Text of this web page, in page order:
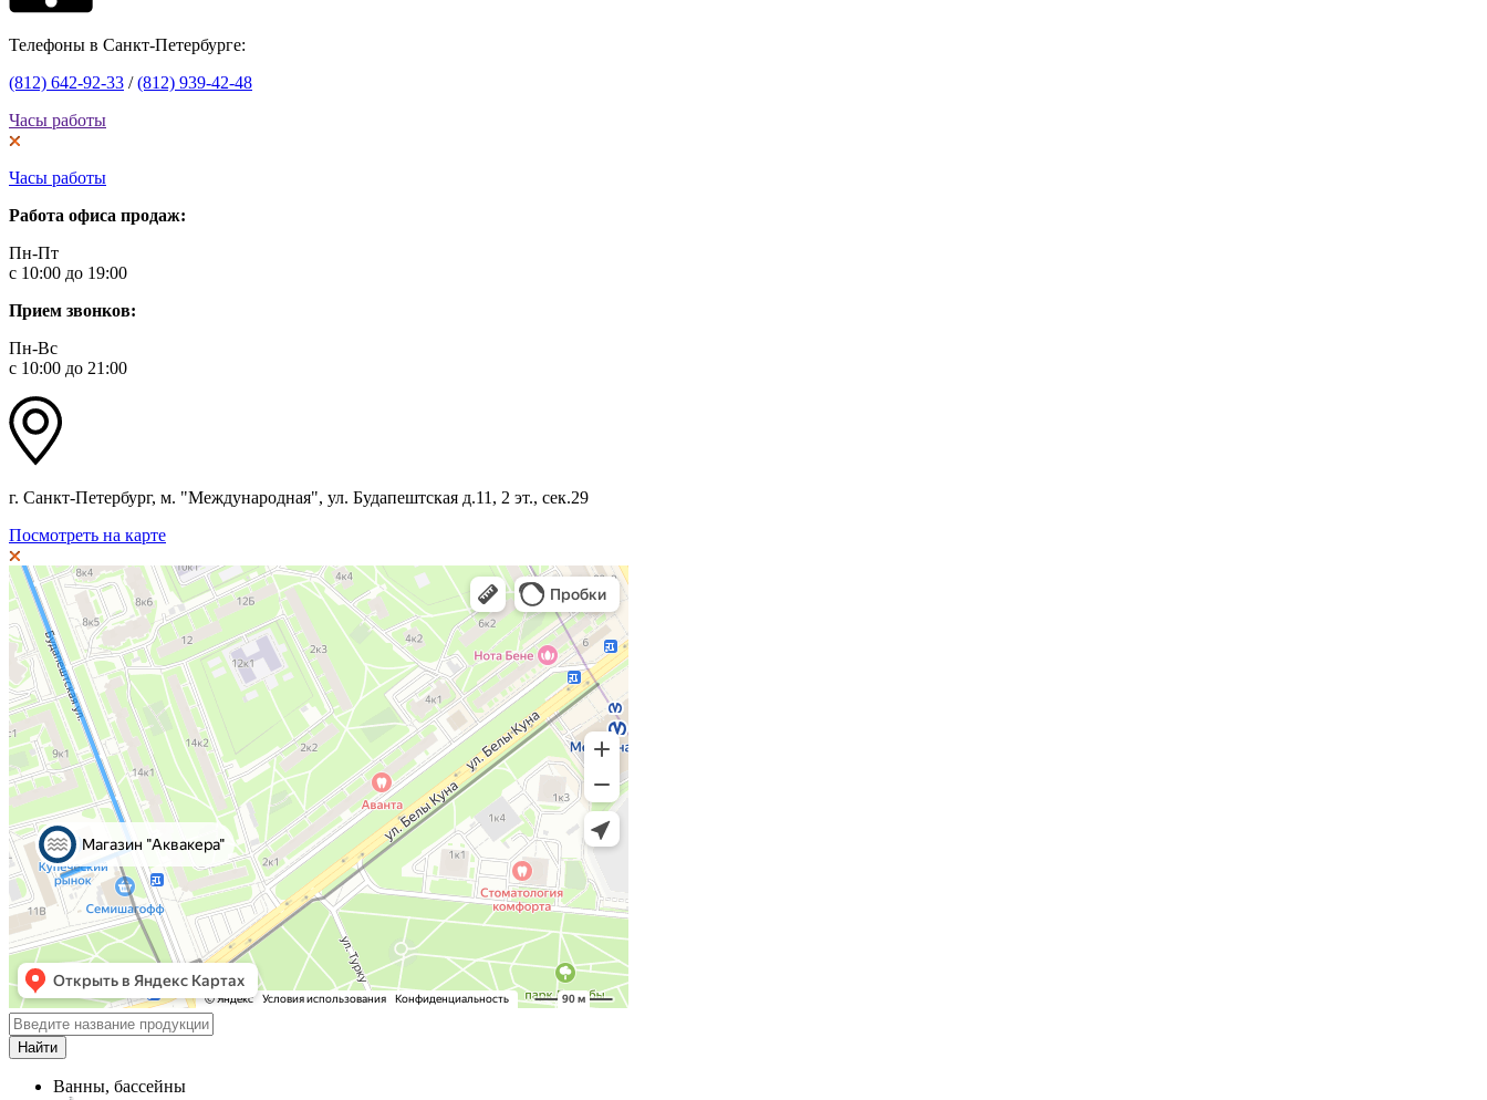
Телефоны в Санкт-Петербурге:
(812) 642-92-33 /(812) 939-42-48
Часы работы
Часы работы
Работа офиса продаж:
Пн-Пт
с 10:00 до 19:00
Прием звонков:
Пн-Вс
с 10:00 до 21:00
г. Санкт-Петербург, м. "Международная", ул. Будапештская д.11, 2 эт., сек.29
Посмотреть на карте
Ванны, бассейны